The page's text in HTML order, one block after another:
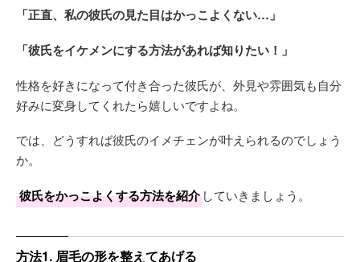
「正直、私の彼氏の見た目はかっこよくない…」
「彼氏をイケメンにする方法があれば知りたい！」
性格を好きになって付き合った彼氏が、外見や雰囲気も自分
好みに変身してくれたら嬉しいですよね。
では、どうすれば彼氏のイメチェンが叶えられるのでしょう
か。
彼氏をかっこよくする方法を紹介 していきましょう。
方法1. 眉毛の形を整えてあげる